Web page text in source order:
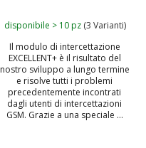
disponibile > 10 pz (3 Varianti)
Il modulo di intercettazione
EXCELLENT+ è il risultato del
nostro sviluppo a lungo termine
e risolve tutti i problemi
precedentemente incontrati
dagli utenti di intercettazioni
GSM. Grazie a una speciale ...